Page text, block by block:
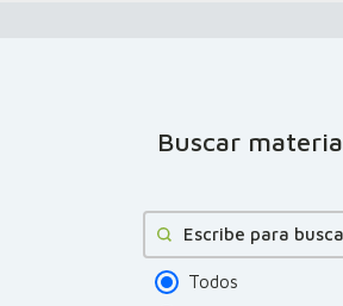
Buscar
Buscar
Todos